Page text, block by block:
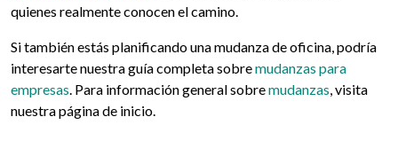
quienes realmente conocen el camino.
Si también estás planificando una mudanza de oficina, podría
interesarte nuestra guía completa sobremudanzas para
empresas. Para información general sobremudanzas, visita
nuestra página de inicio.